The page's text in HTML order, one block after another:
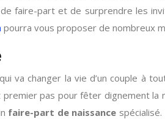
faire-part et de surprendre les
pourra vous proposer de nombreux
va changer la vie d’un couple
pas pour fêter dignement
faire-part de naissance